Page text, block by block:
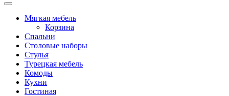
Мягкая мебель
Корзина
Спальни
Столовые наборы
Стулья
Турецкая мебель
Комоды
Кухни
Гостиная